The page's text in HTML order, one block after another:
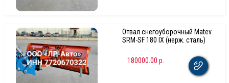
Отвал снегоуборочный Matev
SRM-SF 180 IX (нерж. сталь)
180000.00 р.